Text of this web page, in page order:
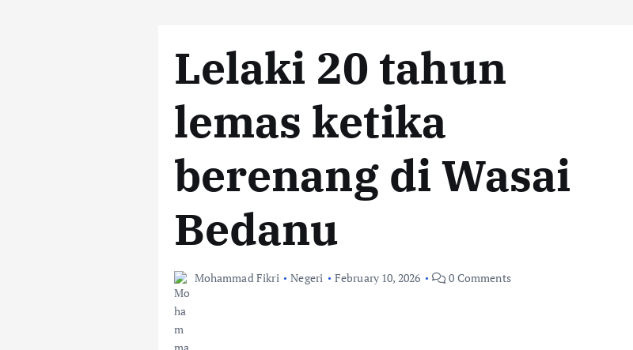
Lelaki 20 tahun
lemas ketika
berenang di Wasai
Bedanu
Mohammad Fikri Negeri February 10, 2026 0 Comments